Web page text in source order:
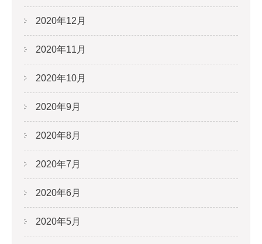
2020年12月
2020年11月
2020年10月
2020年9月
2020年8月
2020年7月
2020年6月
2020年5月